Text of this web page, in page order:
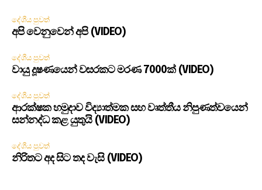
දේශීය පුවත්
අපි වෙනුවෙන් අපි (VIDEO)
දේශීය පුවත්
වායු දූෂණයෙන් වසරකට මරණ 7000ක් (VIDEO)
දේශීය පුවත්
ආරක්ෂක හමුදාව විද්‍යාත්මක සහ වෘත්තීය නිපුණත්වයෙන්
සන්නද්ධ කළ යුතුයි (VIDEO)
දේශීය පුවත්
නිරිතට අද සිට තද වැසි (VIDEO)